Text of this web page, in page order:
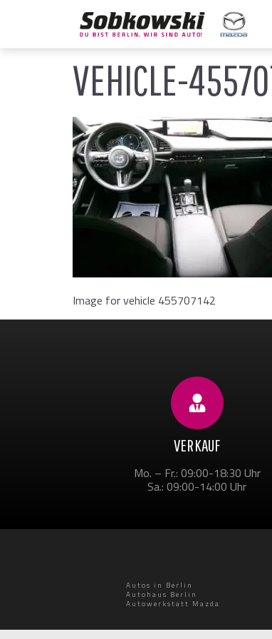
VEHICLE-
Image for vehicle 455707142
VERKAUF
Mo. – Fr.: 09:00-18:30 Uhr
Sa.: 09:00-14:00 Uhr
Autos in Berlin
Autohaus Berlin
Autowerkstatt Mazda